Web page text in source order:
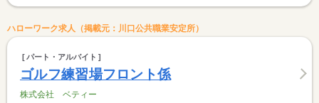
ハローワーク求人（掲載元：川口公共職業安定所）
パート・アルバイト
ゴルフ練習場フロント係
株式会社 ベティー